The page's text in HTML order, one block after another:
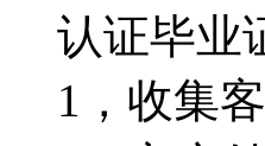
认证毕业
1，收集